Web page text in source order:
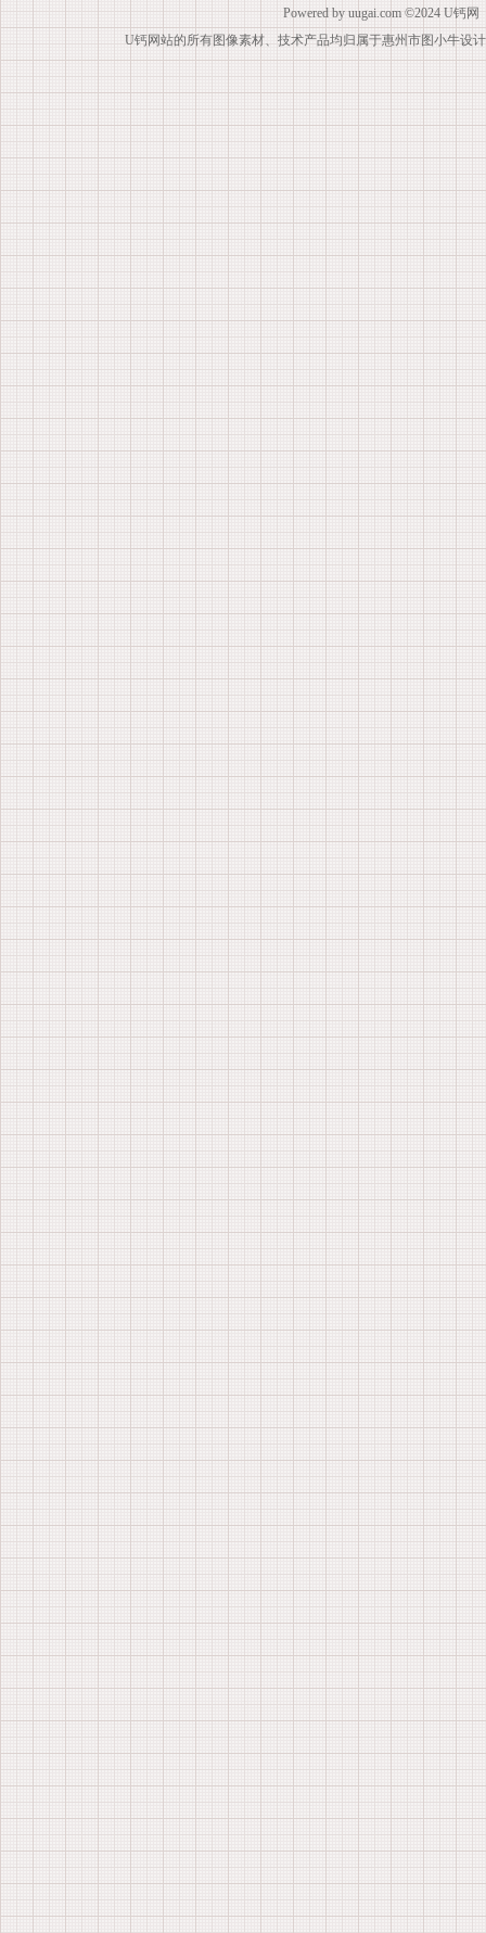
Powered by uugai.com ©2024 U钙网
U钙网站的所有图像素材、技术产品均归属于惠州市图小牛设